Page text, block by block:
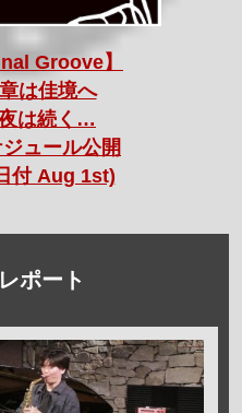
Groove】
は佳境へ
は続く…
ュール公開
付 Aug 1st)
ポート